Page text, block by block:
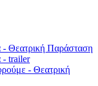
- Θεατρική Παράσταση
- trailer
- Θεατρική